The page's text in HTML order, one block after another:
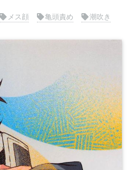
メス顔 亀頭責め
潮吹き